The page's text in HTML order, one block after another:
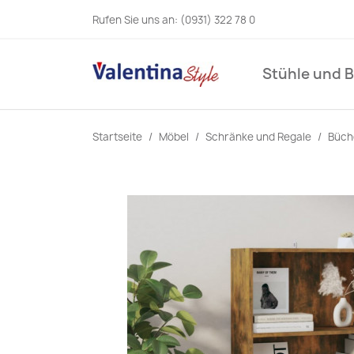
Rufen Sie uns an: (0931) 322 78 0
Stühle und
Startseite Möbel Schränke und Regale